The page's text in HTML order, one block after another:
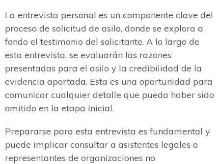
La entrevista personal es un componente clave del
proceso de solicitud de asilo, donde se explora a
fondo el testimonio del solicitante. A lo largo de
esta entrevista, se evaluarán las razones
presentadas para el asilo y la credibilidad de la
evidencia aportada. Esta es una oportunidad para
comunicar cualquier detalle que pueda haber sido
omitido en la etapa inicial.
Prepararse para esta entrevista es fundamental y
puede implicar consultar a asistentes legales o
representantes de organizaciones no